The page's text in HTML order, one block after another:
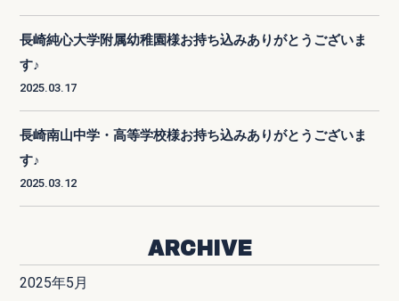
長崎純心大学附属幼稚園様お持ち込みありがとうございま
す♪
2025.03.17
長崎南山中学・高等学校様お持ち込みありがとうございま
す♪
2025.03.12
ARCHIVE
2025年5月